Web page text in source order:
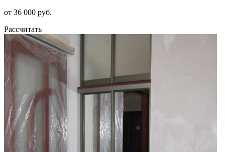
от 36 000 руб.
Рассчитать